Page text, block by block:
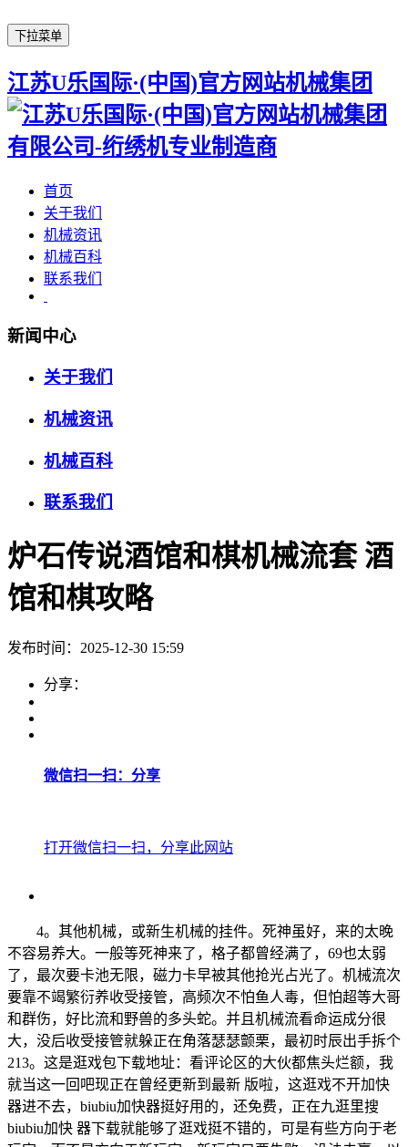
下拉菜单
江苏U乐国际·(中国)官方网站机械集团
首页
关于我们
机械资讯
机械百科
联系我们
新闻中心
关于我们
机械资讯
机械百科
联系我们
炉石传说酒馆和棋机械流套 酒
馆和棋攻略
发布时间：2025-12-30 15:59
分享：
微信扫一扫：分享
打开微信扫一扫，分享此网站
4。其他机械，或新生机械的挂件。死神虽好，来的太晚
不容易养大。一般等死神来了，格子都曾经满了，69也太弱
了，最次要卡池无限，磁力卡早被其他抢光占光了。机械流次
要靠不竭繁衍养收受接管，高频次不怕鱼人毒，但怕超等大哥
和群伤，好比流和野兽的多头蛇。并且机械流看命运成分很
大，没后收受接管就躲正在角落瑟瑟颤栗，最初时辰出手拆个
213。这是逛戏包下载地址：看评论区的大伙都焦头烂额，我
就当这一回吧现正在曾经更新到最新 版啦，这逛戏不开加快
器进不去，biubiu加快器挺好用的，还免费，正在九逛里搜
biubiu加快 器下载就能够了逛戏挺不错的，可是有些方向于老